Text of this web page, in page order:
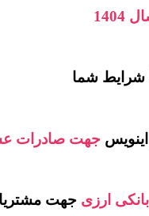
1404
شرایط شما
جهت صادرات
ارزی جهت